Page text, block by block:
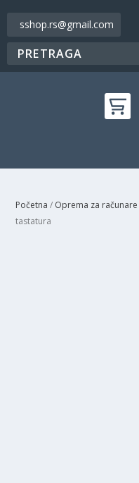
sshop.rs@gmail.com
Početna / Oprema za računare
tastatura